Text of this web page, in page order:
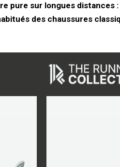
pure sur longues distances :
des chaussures